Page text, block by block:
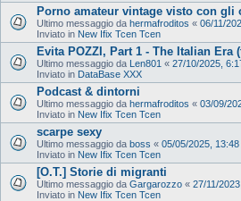
Porno amateur vintage visto con gli
Ultimo messaggio da hermafroditos « 06/11/
Inviato in New Ifix Tcen Tcen
Evita POZZI, Part 1 - The Italian Era
Ultimo messaggio da Len801 « 27/10/2025,
Inviato in DataBase XXX
Podcast & dintorni
Ultimo messaggio da hermafroditos « 03/09/
Inviato in New Ifix Tcen Tcen
scarpe sexy
Ultimo messaggio da boss « 05/05/2025, 13:48
Inviato in New Ifix Tcen Tcen
[O.T.] Storie di migranti
Ultimo messaggio da Gargarozzo « 27/11/
Inviato in New Ifix Tcen Tcen